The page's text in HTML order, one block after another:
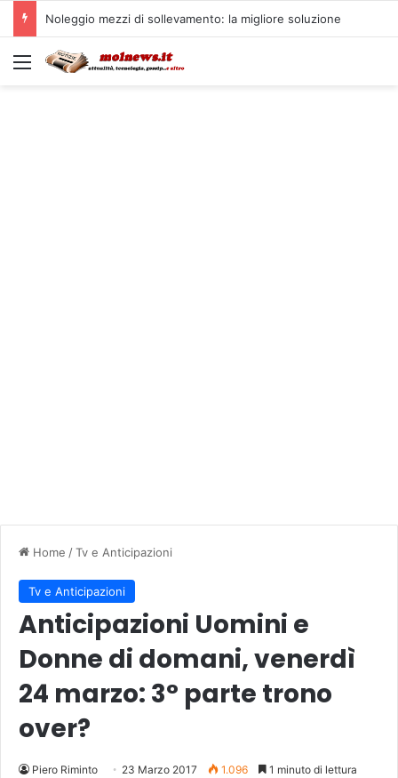
Noleggio mezzi di sollevamento: la migliore soluzione
Menu
Home /Tv e Anticipazioni
Tv e Anticipazioni
Anticipazioni Uomini e
Donne di domani, venerdì
24 marzo: 3° parte trono
over?
Piero Riminto 23 Marzo 2017 1.096 1 minuto di lettura